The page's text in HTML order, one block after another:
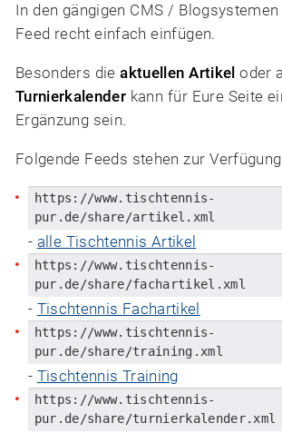
In den gängigen CMS /
Feed recht einfach einfügen.
Besonders dieaktuellen Artikel oder
Turnierkalender kann für Eure Seite
Ergänzung sein.
Folgende Feeds stehen zur
https://www.tischtennis-
pur.de/share/artikel.xml
- alle Tischtennis Artikel
https://www.tischtennis-
pur.de/share/fachartikel.xml
- Tischtennis Fachartikel
https://www.tischtennis-
pur.de/share/training.xml
- Tischtennis Training
https://www.tischtennis-
pur.de/share/turnierkalender.xml